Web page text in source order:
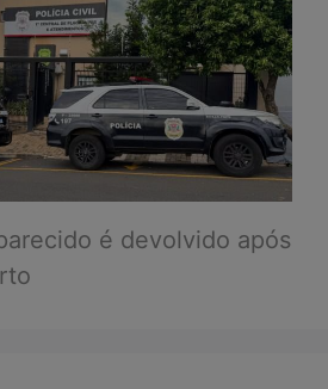
é devolvido após